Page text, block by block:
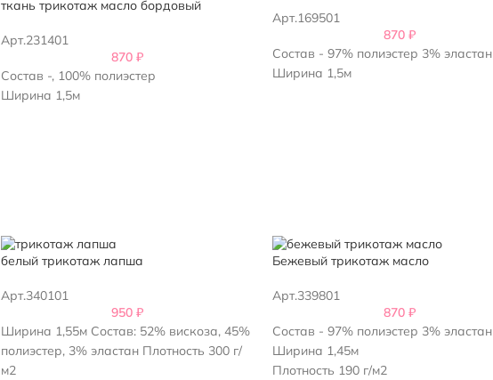
ткань трикотаж масло бордовый
Арт.231401
870₽
Состав -, 100% полиэстер
Ширина 1,5м
Арт.169501
870 ₽
Состав - 97% полиэстер 3% эластан
Ширина 1,5м
белый трикотаж лапша
Арт.340101
950₽
Ширина 1,55м Состав: 52% вискоза, 45%
полиэстер, 3% эластан Плотность 300 г/
м2
Бежевый трикотаж масло
Арт.339801
870 ₽
Состав - 97% полиэстер 3% эластан
Ширина 1,45м
Плотность 190 г/м2